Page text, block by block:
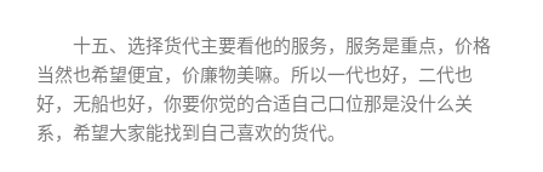
十五、选择货代主要看他的服务，服务是重点，价格
当然也希望便宜，价廉物美嘛。所以一代也好，二代也
好，无船也好，你要你觉的合适自己口位那是没什么关
系，希望大家能找到自己喜欢的货代。